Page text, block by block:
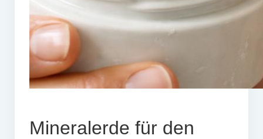
Mineralerde für den